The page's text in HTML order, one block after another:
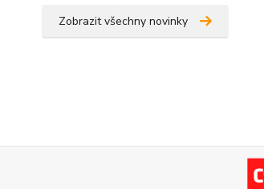
Zobrazit všechny novinky